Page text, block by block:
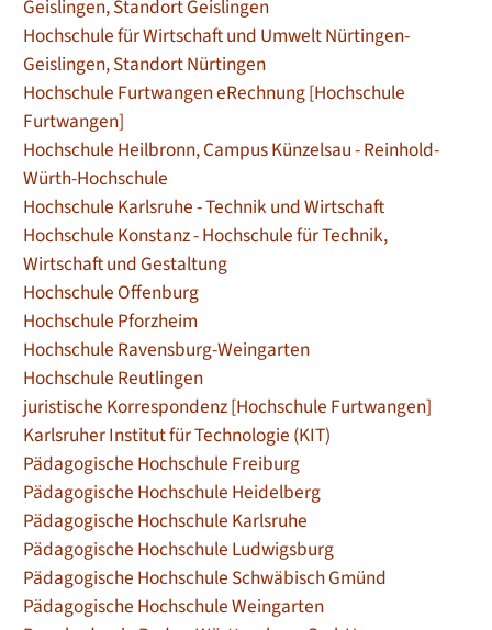
Geislingen, Standort Geislingen
Hochschule für Wirtschaft und Umwelt Nürtingen-
Geislingen, Standort Nürtingen
Hochschule Furtwangen eRechnung [Hochschule
Furtwangen]
Hochschule Heilbronn, Campus Künzelsau - Reinhold-
Würth-Hochschule
Hochschule Karlsruhe - Technik und Wirtschaft
Hochschule Konstanz - Hochschule für Technik,
Wirtschaft und Gestaltung
Hochschule Offenburg
Hochschule Pforzheim
Hochschule Ravensburg-Weingarten
Hochschule Reutlingen
juristische Korrespondenz [Hochschule Furtwangen]
Karlsruher Institut für Technologie (KIT)
Pädagogische Hochschule Freiburg
Pädagogische Hochschule Heidelberg
Pädagogische Hochschule Karlsruhe
Pädagogische Hochschule Ludwigsburg
Pädagogische Hochschule Schwäbisch Gmünd
Pädagogische Hochschule Weingarten